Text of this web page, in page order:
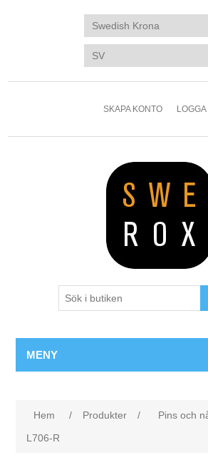
SKAPA KONTO LOGGA
MENY
Hem / Produkter / Pins och
L706-R